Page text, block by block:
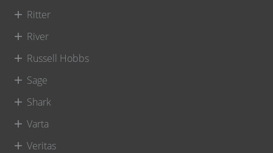
Ritter
River
Russell Hobbs
Sage
Shark
Varta
Veritas